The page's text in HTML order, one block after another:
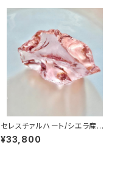
セレスチァルハート/シエラ産ア
ンダラクリスタル CH-1
¥33,800